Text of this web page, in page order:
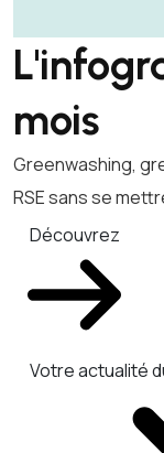
mois
Greenwashing,
RSE sans se
Découvrez
Votre actualité